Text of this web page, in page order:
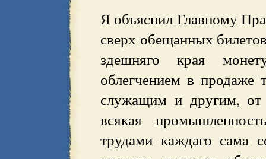
Я объяснил Главному
сверх обещанных
здешняго края
облегчением в продаже
служащим и другим,
всякая
трудами каждаго сама